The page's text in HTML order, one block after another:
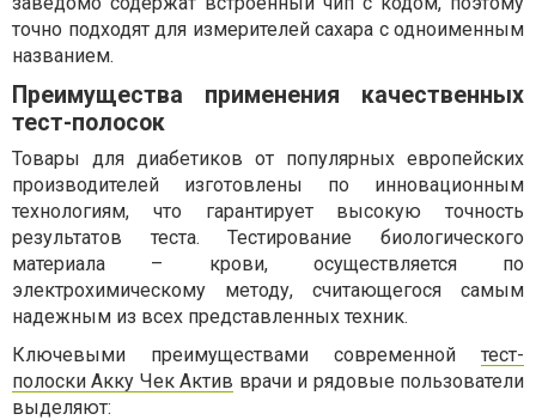
точно подходят для измерителей сахара с одноименным
названием.
Преимущества применения качественных
тест-полосок
Товары для диабетиков от популярных европейских
производителей изготовлены по инновационным
технологиям, что гарантирует высокую точность
результатов теста. Тестирование биологического
материала – крови, осуществляется по
электрохимическому методу, считающегося самым
надежным из всех представленных техник.
Ключевыми преимуществами современной тест-
полоски Акку Чек Актив врачи и рядовые пользователи
выделяют: